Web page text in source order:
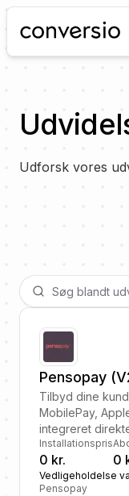
Conversio
Udforsk vores
Pensopay
Tilbyd dine
MobilePay,
integreret
Installationspris
0 kr. 0
Vedligeholdelse
Pensopay